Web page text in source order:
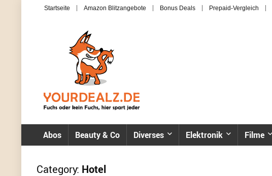
Startseite Amazon Blitzangebote Bonus Deals Prepaid-Vergleich
Abos Beauty & Co Diverses Elektronik Filme
Category: Hotel